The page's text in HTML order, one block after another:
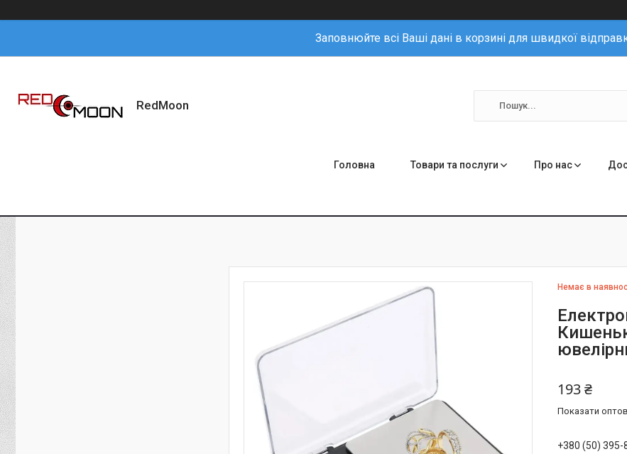
Заповнюйте всі Ваші дані в корзині для швидкої
RedMoon
Головна Товари та послуги Про нас
Немає в
193 ₴
Показати
+380 (50) 395-